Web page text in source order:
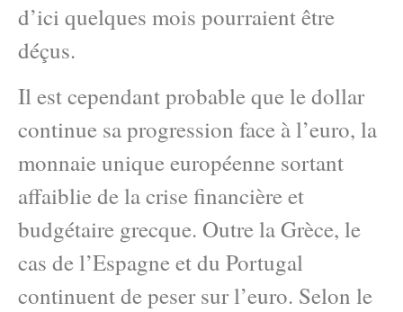
d’ici quelques mois pourraient être
déçus.
Il est cependant probable que le dollar
continue sa progression face à l’euro, la
monnaie unique européenne sortant
affaiblie de la crise financière et
budgétaire grecque. Outre la Grèce, le
cas de l’Espagne et du Portugal
continuent de peser sur l’euro. Selon le